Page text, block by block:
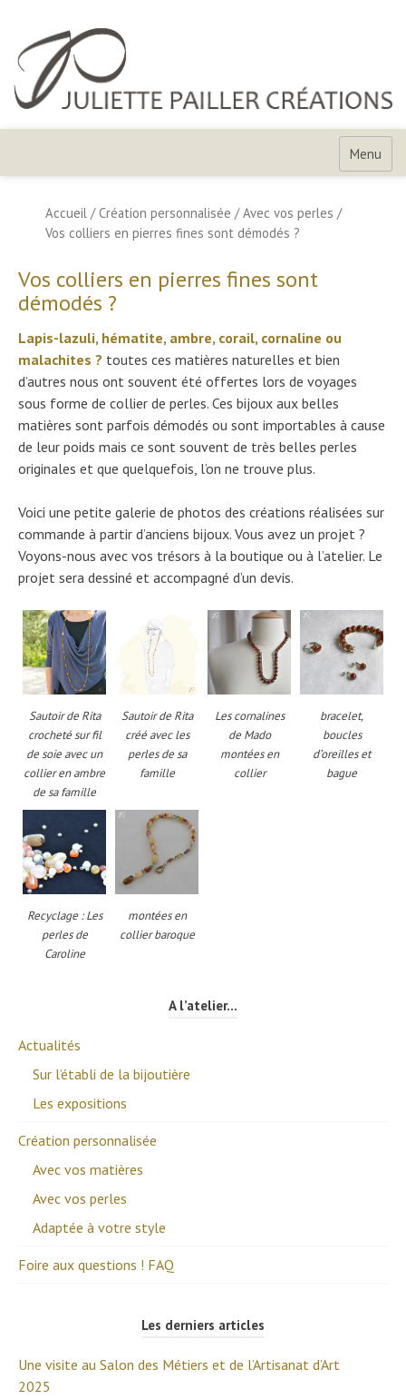
content
Juliette
Créations
Menu
Accueil /Création personnalisée /Avec vos perles /
Vos colliers en pierres fines sont démodés ?
Vos colliers en pierres fines sont
démodés ?
Lapis-lazuli, hématite, ambre, corail, cornaline ou
malachites ? toutes ces matières naturelles et bien
d’autres nous ont souvent été offertes lors de voyages
sous forme de collier de perles. Ces bijoux aux belles
matières sont parfois démodés ou sont importables à cause
de leur poids mais ce sont souvent de très belles perles
originales et que quelquefois, l’on ne trouve plus.
Voici une petite galerie de photos des créations réalisées sur
commande à partir d’anciens bijoux. Vous avez un projet ?
Voyons-nous avec vos trésors à la boutique ou à l’atelier. Le
projet sera dessiné et accompagné d’un devis.
Sautoir de Rita
crocheté sur fil
de soie avec un
collier en ambre
de sa famille
Sautoir de Rita
créé avec les
perles de sa
famille
Les cornalines
de Mado
montées en
collier
bracelet,
boucles
d’oreilles et
bague
Recyclage : Les
perles de
Caroline
montées en
collier baroque
A l’atelier…
Actualités
Sur l’établi de la bijoutière
Les expositions
Création personnalisée
Avec vos matières
Avec vos perles
Adaptée à votre style
Foire aux questions ! FAQ
Les derniers articles
Une visite au Salon des Métiers et de l’Artisanat d’Art
2025